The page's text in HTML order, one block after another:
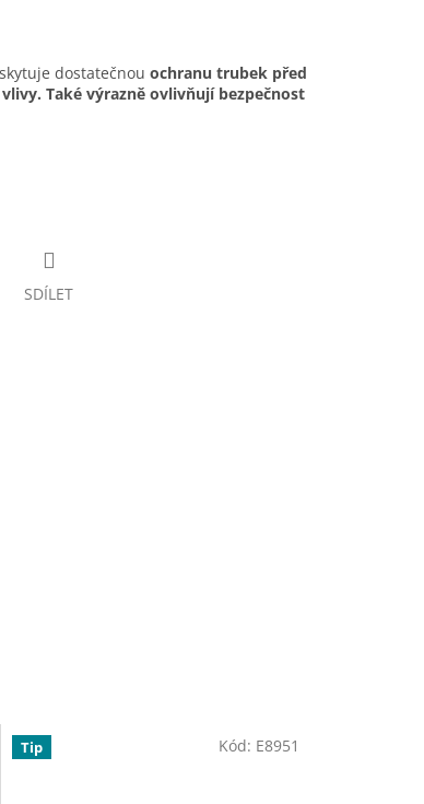
dostatečnou ochranu trubek před
Také výrazně ovlivňují bezpečnost
SDÍLET
Tip Kód: E8951